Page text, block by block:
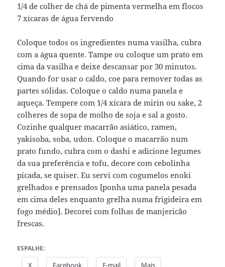
1/4 de colher de chá de pimenta vermelha em flocos
7 xícaras de água fervendo
Coloque todos os ingredientes numa vasilha, cubra
com a água quente. Tampe ou coloque um prato em
cima da vasilha e deixe descansar por 30 minutos.
Quando for usar o caldo, coe para remover todas as
partes sólidas. Coloque o caldo numa panela e
aqueça. Tempere com 1/4 xícara de mirin ou sake, 2
colheres de sopa de molho de soja e sal a gosto.
Cozinhe qualquer macarrão asiático, ramen,
yakisoba, soba, udon. Coloque o macarrão num
prato fundo, cubra com o dashi e adicione legumes
da sua preferência e tofu, decore com cebolinha
picada, se quiser. Eu servi com cogumelos enoki
grelhados e prensados [ponha uma panela pesada
em cima deles enquanto grelha numa frigideira em
fogo médio]. Decorei com folhas de manjericão
frescas.
ESPALHE: